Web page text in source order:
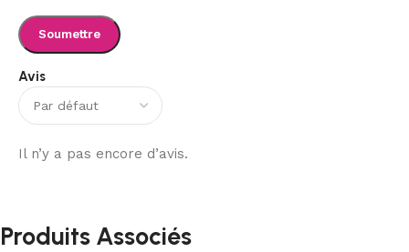
Avis
Il n’y a pas encore d’avis.
Produits Associés